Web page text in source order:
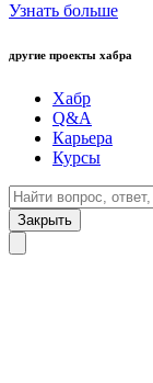
Узнать больше
другие проекты хабра
Хабр
Q&A
Карьера
Курсы
Закрыть